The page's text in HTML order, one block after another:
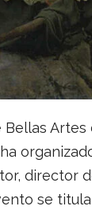
Bellas
director
se titula